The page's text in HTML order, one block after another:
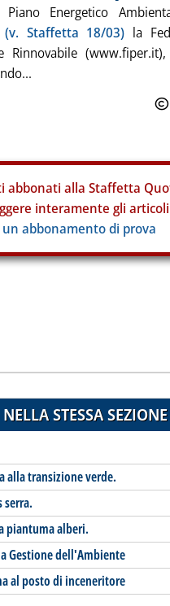
Energetico
(v. Staffetta 18/03) la
Rinnovabile
abbonati alla Staffetta
interamente gli
un abbonamento di prova
STESSA SEZIONE
alla transizione verde.
serra.
piantuma alberi.
Gestione dell'Ambiente
al posto di inceneritore